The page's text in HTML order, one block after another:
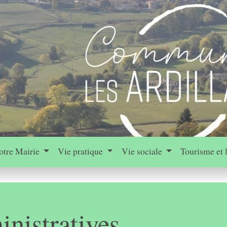
Mairie Vie pratique Vie sociale Tourisme et